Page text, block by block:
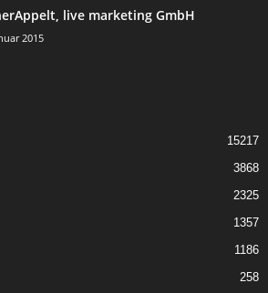
live marketing GmbH
2015
15217
3868
2325
1357
1186
258